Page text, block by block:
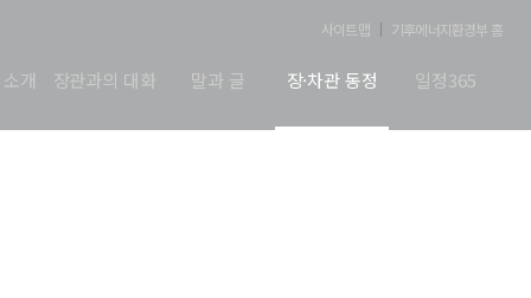
사이트맵 기후에너지환경부 홈
개 장관과의 대화 말과 글 장·차관 동정 일정365